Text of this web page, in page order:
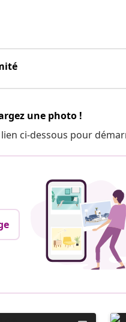
une photo !
ci-dessous pour